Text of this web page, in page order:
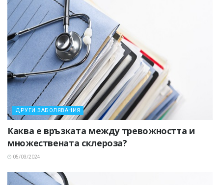
ДРУГИ ЗАБОЛЯВАНИЯ
Каква е връзката между тревожността и
множествената склероза?
05/03/2024